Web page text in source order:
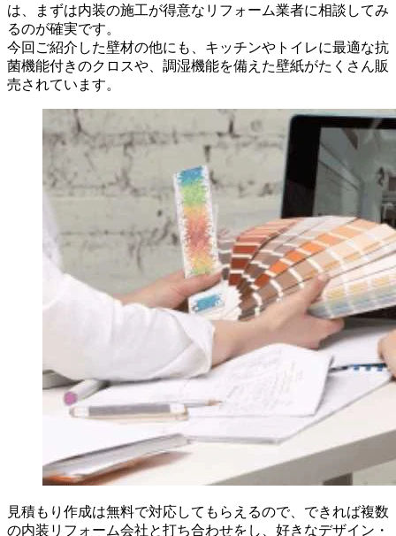
は、まずは内装の施工が得意なリフォーム業者に相談してみ
るのが確実です。
今回ご紹介した壁材の他にも、キッチンやトイレに最適な抗
菌機能付きのクロスや、調湿機能を備えた壁紙がたくさん販
売されています。
見積もり作成は無料で対応してもらえるので、できれば複数
の内装リフォーム会社と打ち合わせをし、好きなデザイン・